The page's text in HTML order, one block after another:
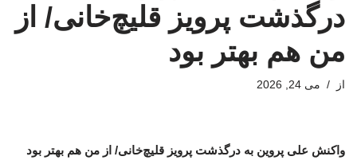
درگذشت پرویز قلیچ‌خانی/ از
من هم بهتر بود
از می 24, 2026
واکنش علی پروین به درگذشت پرویز قلیچ‌خانی/ از من هم بهتر بود